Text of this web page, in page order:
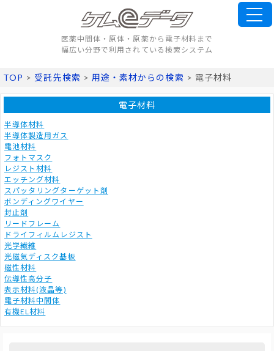
医薬中間体・原体・原薬から電子材料まで
幅広い分野で利用されている検索システム
TOP > 受託先検索 > 用途・素材からの検索 > 電子材料
電子材料
半導体材料
半導体製造用ガス
電池材料
フォトマスク
レジスト材料
エッチング材料
スパッタリングターゲット剤
ボンディングワイヤー
封止剤
リードフレーム
ドライフィルムレジスト
光学繊維
光磁気ディスク基板
磁性材料
伝導性高分子
表示材料(液晶等)
電子材料中間体
有機EL材料